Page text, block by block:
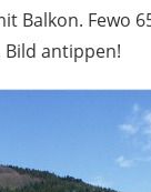
Balkon. Fewo
Bild antippen!